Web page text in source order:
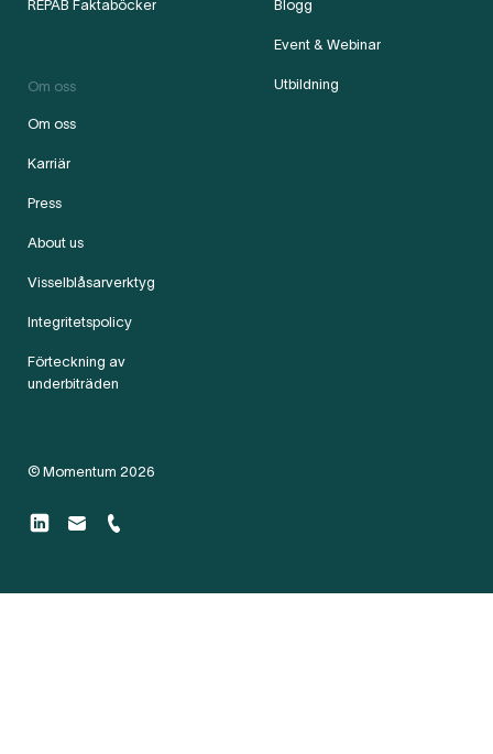
REPAB Faktaböcker
Om oss
Om oss
Karriär
Press
About us
Visselblåsarverktyg
Integritetspolicy
Förteckning av
underbiträden
Blogg
Event & Webinar
Utbildning
© Momentum 2026